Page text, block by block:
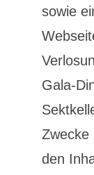
sowie
Gala-
Zwecke
den